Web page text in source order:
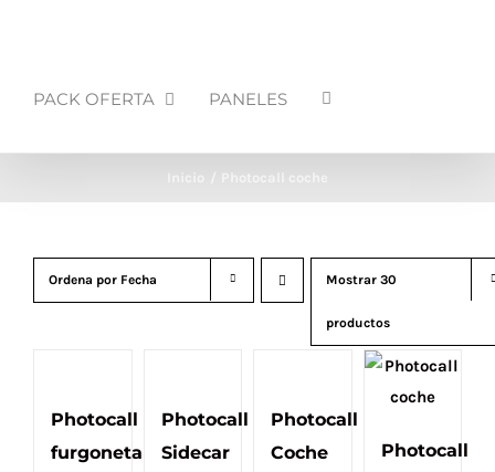
PACK OFERTA PANELES
Inicio Photocall coche
Ordena por Fecha Mostrar 30
productos
Photocall
furgoneta
Photocall
Sidecar
Photocall
Coche
Photocall